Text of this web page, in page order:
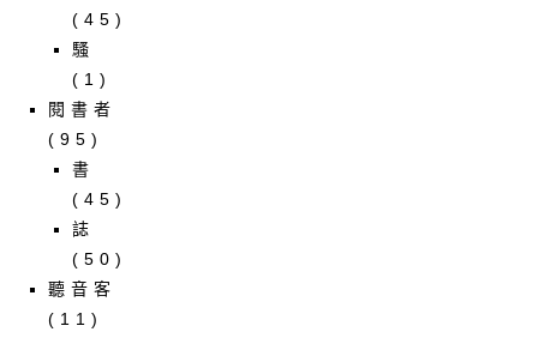
(45)
騷
(1)
閱書者
(95)
書
(45)
誌
(50)
聽音客
(11)